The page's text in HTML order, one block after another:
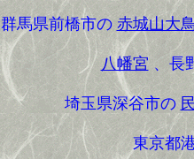
県前橋市の 赤城山大
八幡宮、長
埼玉県深谷市の
東京都